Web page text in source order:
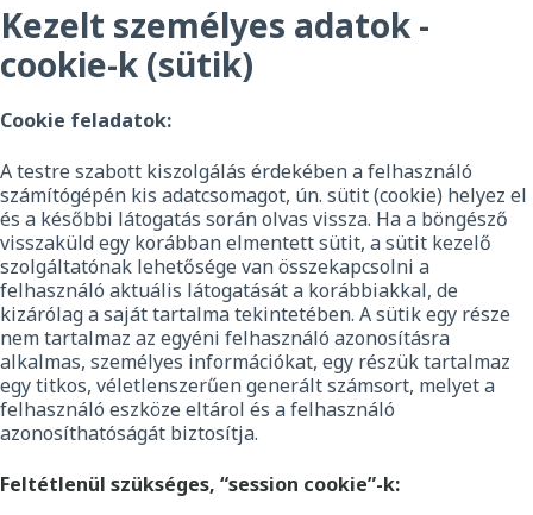
Kezelt személyes adatok -
cookie-k (sütik)
Cookie feladatok:
A testre szabott kiszolgálás érdekében a felhasználó
számítógépén kis adatcsomagot, ún. sütit (cookie) helyez el
és a későbbi látogatás során olvas vissza. Ha a böngésző
visszaküld egy korábban elmentett sütit, a sütit kezelő
szolgáltatónak lehetősége van összekapcsolni a
felhasználó aktuális látogatását a korábbiakkal, de
kizárólag a saját tartalma tekintetében. A sütik egy része
nem tartalmaz az egyéni felhasználó azonosításra
alkalmas, személyes információkat, egy részük tartalmaz
egy titkos, véletlenszerűen generált számsort, melyet a
felhasználó eszköze eltárol és a felhasználó
azonosíthatóságát biztosítja.
Feltétlenül szükséges, “session cookie”-k: